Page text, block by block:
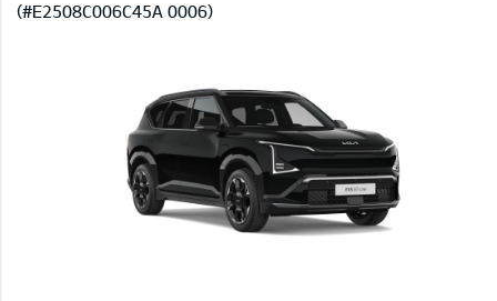
(#E2508C006C45A 0006)